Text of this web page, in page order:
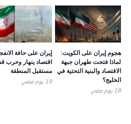
هجوم إيران على الكويت:
لماذا فتحت طهران جبهة
الاقتصاد والبنية التحتية في
الخليج؟
18 يوم ‎مضي
إيران على حافة
اقتصاد ينهار وحرب
مستقبل المنطقة
19 يوم ‎مضي